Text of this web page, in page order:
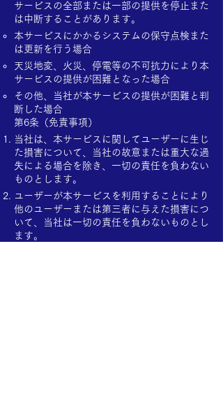
サービスの全部または一部の提供を停止また
は中断することがあります。
本サービスにかかるシステムの保守点検また
は更新を行う場合
天災地変、火災、停電等の不可抗力により本
サービスの提供が困難となった場合
その他、当社が本サービスの提供が困難と判
断した場合
第6条（免責事項）
当社は、本サービスに関してユーザーに生じ
た損害について、当社の故意または重大な過
失による場合を除き、一切の責任を負わない
ものとします。
ユーザーが本サービスを利用することにより
他のユーザーまたは第三者に与えた損害につ
いて、当社は一切の責任を負わないものとし
ます。